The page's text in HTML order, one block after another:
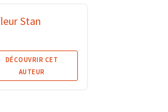
Stan
DÉCOUVRIR CET
AUTEUR